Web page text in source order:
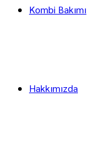
Kombi Bakımı
Hakkımızda